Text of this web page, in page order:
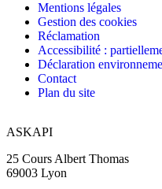
Mentions légales
Gestion des cookies
Réclamation
Accessibilité :
Déclaration
Contact
Plan du site
ASKAPI
25 Cours Albert Thomas
69003 Lyon